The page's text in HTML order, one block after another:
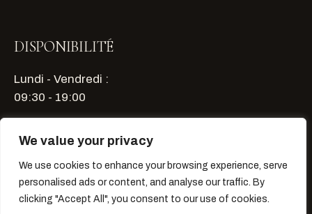
We value your privacy
We use cookies to enhance your browsing experience, serve
personalised ads or content, and analyse our traffic. By
clicking "Accept All", you consent to our use of cookies.
DISPONIBILITÉ
Lundi - Vendredi :
09:30 - 19:00
Planifier un échange